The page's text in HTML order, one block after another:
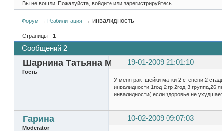
Вы не вошли. Пожалуйста, войдите или зарегистрируйтесь.
Форум → Реабилитация → инвалидность
Страницы 1
Сообщений 2
Шарнина Татьяна М 19-01-2009 21:01:10
Гость
У меня рак шейки матки 2 степени,2
инвалидности 1год-2 гр 2год-3
инвалидности( если здоровье не
Гарина 10-02-2009 09:07:03
Moderator